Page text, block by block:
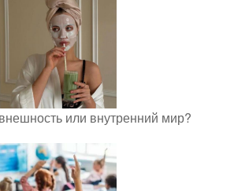
или внутренний мир?